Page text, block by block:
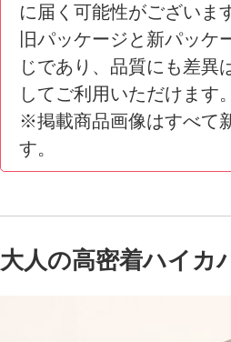
に届く可能性がございま
旧パッケージと新パッケ
じであり、品質にも差異
してご利用いただけます。
※掲載商品画像はすべて
す。
大人の高密着ハイカ